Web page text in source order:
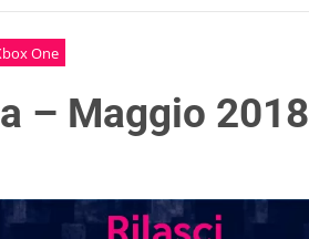
One
– Maggio 2018